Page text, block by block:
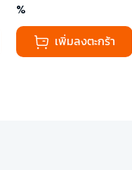
%
เพิ่มลงตะกร้า